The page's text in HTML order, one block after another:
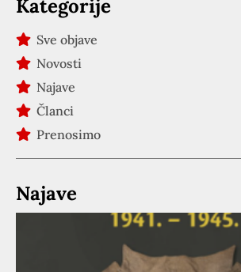
Kategorije
Sve objave
Novosti
Najave
Članci
Prenosimo
Najave